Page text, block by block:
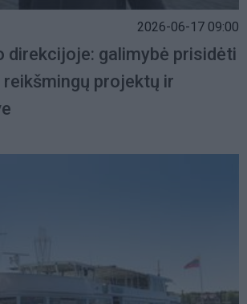
2026-06-17 09:00
direkcijoje: galimybė prisidėti
projektų ir